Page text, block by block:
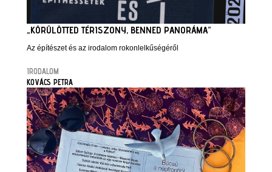
„KÖRÜLÖTTED TÉRISZONY, BENNED PANORÁMA”
Az építészet és az irodalom rokonlelkűségéről
IRODALOM
KOVÁCS PETRA